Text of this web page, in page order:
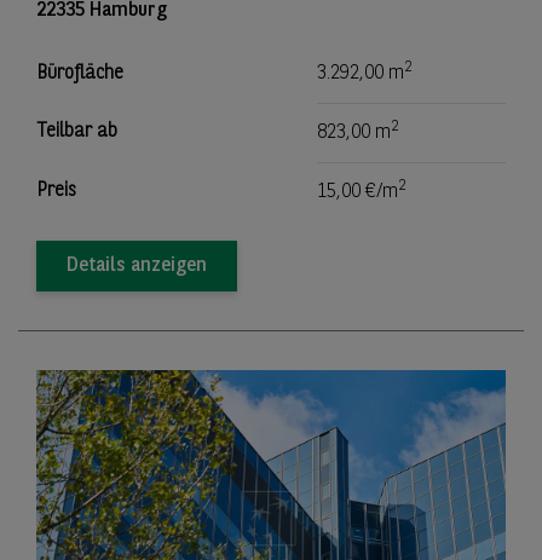
22335 Hamburg
Bürofläche 3.292,00 m2
Teilbar ab 823,00 m2
Preis 15,00 €/m2
Details anzeigen